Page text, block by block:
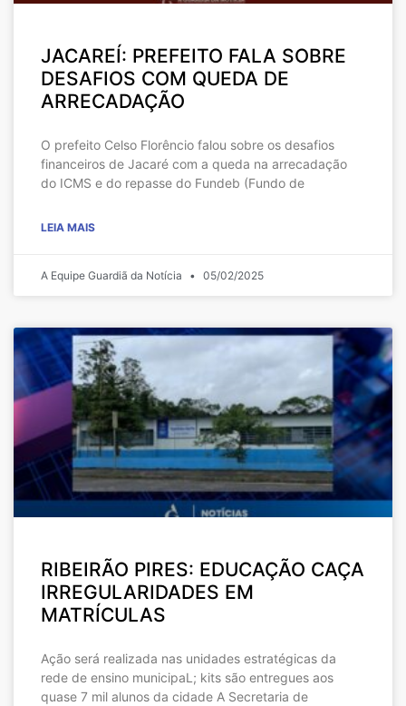
JACAREÍ: PREFEITO FALA SOBRE
DESAFIOS COM QUEDA DE
ARRECADAÇÃO
O prefeito Celso Florêncio falou sobre os desafios
financeiros de Jacaré com a queda na arrecadação
do ICMS e do repasse do Fundeb (Fundo de
LEIA MAIS
A Equipe Guardiã da Notícia 05/02/2025
RIBEIRÃO PIRES: EDUCAÇÃO CAÇA
IRREGULARIDADES EM
MATRÍCULAS
Ação será realizada nas unidades estratégicas da
rede de ensino municipaL; kits são entregues aos
quase 7 mil alunos da cidade A Secretaria de